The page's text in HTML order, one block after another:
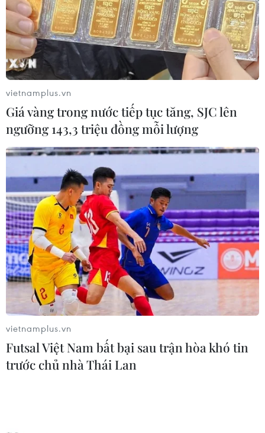
vietnamplus.vn
Giá vàng trong nước tiếp tục tăng, SJC lên
ngưỡng 143,3 triệu đồng mỗi lượng
vietnamplus.vn
Futsal Việt Nam bất bại sau trận hòa khó tin
trước chủ nhà Thái Lan